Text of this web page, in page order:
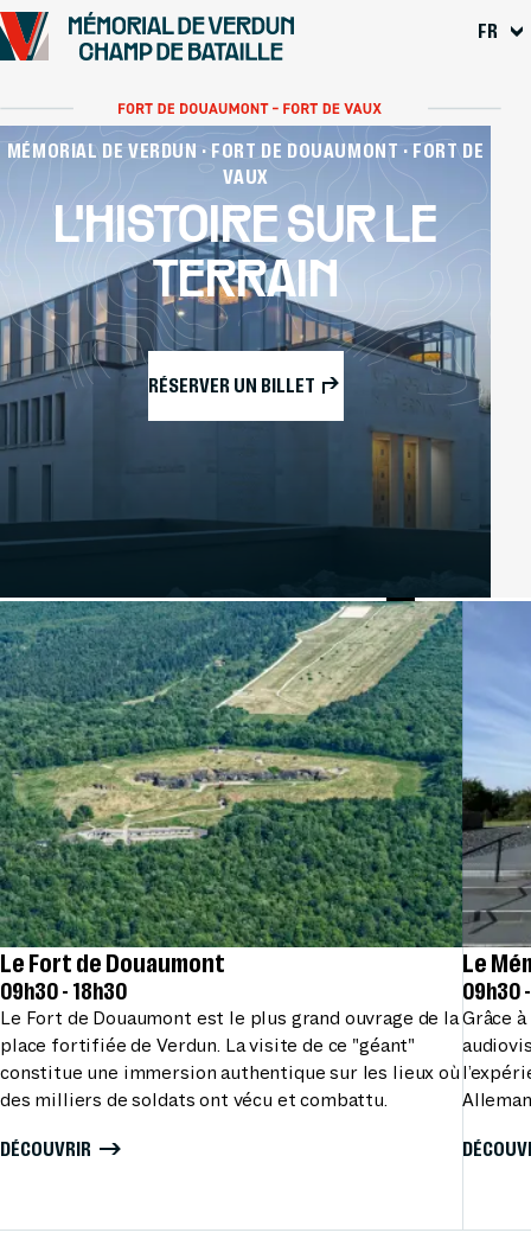
Se rendre au
Contenu principal
Pied de page
FR
MÉMORIAL DE VERDUN · FORT DE DOUAUMONT · FORT DE
VAUX
L'HISTOIRE SUR LE
TERRAIN
RÉSERVER UN BILLET
Le Fort de Douaumont
09h30 - 18h30
Le Fort de Douaumont est le plus grand ouvrage de la
place fortifiée de Verdun. La visite de ce "géant"
constitue une immersion authentique sur les lieux où
des milliers de soldats ont vécu et combattu.
DÉCOUVRIR
Le
09h30
Grâce